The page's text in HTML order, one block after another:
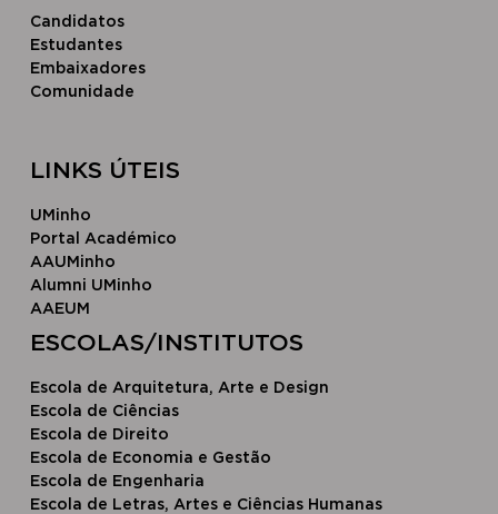
Candidatos
Estudantes
Embaixadores
Comunidade
LINKS ÚTEIS
UMinho
Portal Académico
AAUMinho
Alumni UMinho
AAEUM
​ESCOLAS/INSTITUTOS​
Escola de Arquitetura, Arte e Design
Escola ​de Ciências
Escola d​e Direito
Escola de Economia e Gestão
Escola de Engenharia
Escola de Letras, Artes e Ciências Humanas